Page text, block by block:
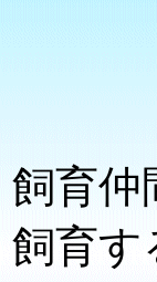
飼育仲
飼育す